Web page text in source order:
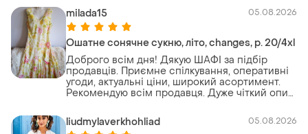
milada15 05.08.2026
Ошатне сонячне сукню, літо, changes, р. 20/4xl
Доброго всім дня! Дякую ШАФІ за підбір
продавців. Приємне спілкування, оперативні
угоди, актуальні ціни, широкий асортимент.
Рекомендую всім продавця. Дуже чіткий опис
чудово підійшли. Угодою задоволена. Всім
якнвйшвидшого миру!
liudmylaverkhohliad 05.08.2026